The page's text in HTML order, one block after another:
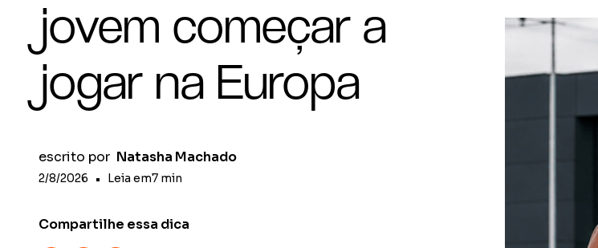
jovem começar a
jogar na Europa
escrito por Natasha Machado
2/8/2026 • Leia em7 min
Compartilhe essa dica